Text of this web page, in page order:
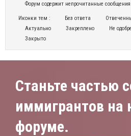
Форум содержит непрочитанные сообщения
Иконки тем : Без ответа
Актуально
Закреплено Не
Закрыто
Станьте частью
иммигрантов на
форуме.